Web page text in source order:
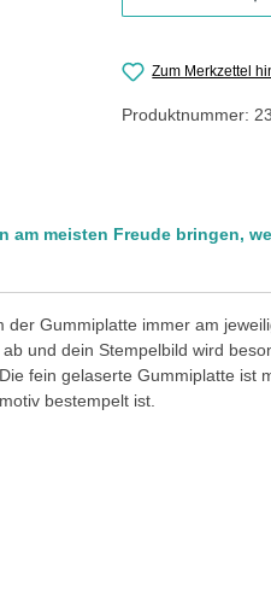
Zum Merkzettel
Produktnummer:
meisten Freude bringen,
Gummiplatte immer am
und dein Stempelbild wird
fein gelaserte Gummiplatte ist
bestempelt ist.